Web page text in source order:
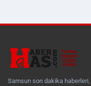
Samsun son dakika haberleri,